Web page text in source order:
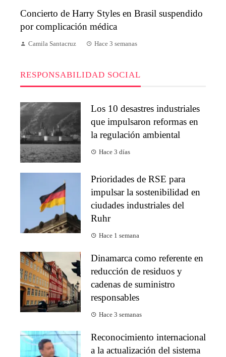
Concierto de Harry Styles en Brasil suspendido
por complicación médica
Camila Santacruz Hace 3 semanas
RESPONSABILIDAD SOCIAL
Los 10 desastres industriales
que impulsaron reformas en
la regulación ambiental
Hace 3 días
Prioridades de RSE para
impulsar la sostenibilidad en
ciudades industriales del
Ruhr
Hace 1 semana
Dinamarca como referente en
reducción de residuos y
cadenas de suministro
responsables
Hace 3 semanas
Reconocimiento internacional
a la actualización del sistema